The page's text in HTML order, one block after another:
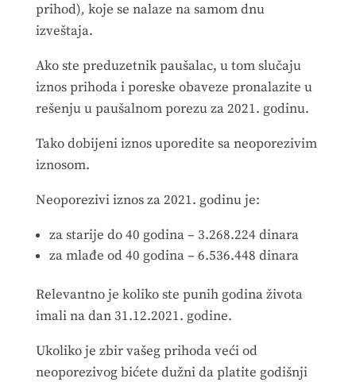
prihod), koje se nalaze na samom dnu
izveštaja.
Ako ste preduzetnik paušalac, u tom slučaju
iznos prihoda i poreske obaveze pronalazite u
rešenju u paušalnom porezu za 2021. godinu.
Tako dobijeni iznos uporedite sa neoporezivim
iznosom.
Neoporezivi iznos za 2021. godinu je:
za starije do 40 godina – 3.268.224 dinara
za mlađe od 40 godina – 6.536.448 dinara
Relevantno je koliko ste punih godina života
imali na dan 31.12.2021. godine.
Ukoliko je zbir vašeg prihoda veći od
neoporezivog bićete dužni da platite godišnji